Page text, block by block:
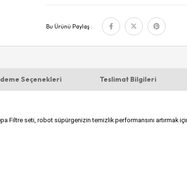
Bu Ürünü Paylaş :
Seçenekleri Teslimat Bilgileri
Filtre seti, robot süpürgenizin temizlik performansını